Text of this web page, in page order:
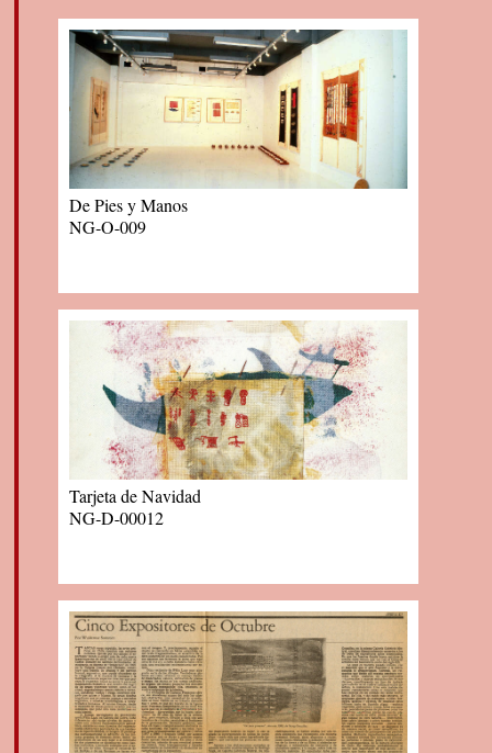
De Pies y Manos
NG-O-009
Tarjeta de Navidad
NG-D-00012